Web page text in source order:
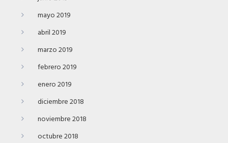
mayo 2019
abril 2019
marzo 2019
febrero 2019
enero 2019
diciembre 2018
noviembre 2018
octubre 2018